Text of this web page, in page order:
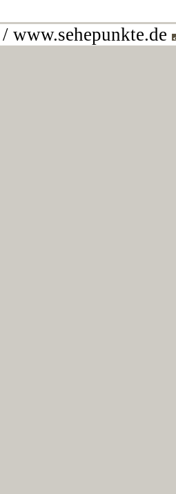
www.sehepunkte.de